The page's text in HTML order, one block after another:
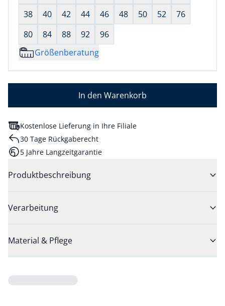
38
40 42 44 46 48 50 52
76
80
84 88 92
96
Größenberatung
In den Warenkorb
Kostenlose Lieferung in Ihre Filiale
30 Tage Rückgaberecht
5 Jahre Langzeitgarantie
Produktbeschreibung
Verarbeitung
Material & Pflege